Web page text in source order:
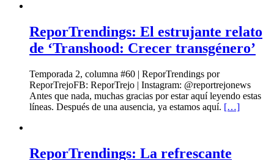
ReporTrendings: El estrujante relato
de ‘Transhood: Crecer transgénero’
Temporada 2, columna #60 | ReporTrendings por
ReporTrejoFB: ReporTrejo | Instagram: @reportrejonews
Antes que nada, muchas gracias por estar aquí leyendo estas
líneas. Después de una ausencia, ya estamos aquí. […]
ReporTrendings: La refrescante